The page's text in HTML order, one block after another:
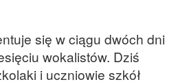
się w ciągu dwóch dni
wokalistów. Dziś
i uczniowie szkół